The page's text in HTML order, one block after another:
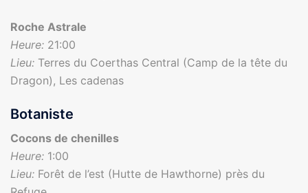
Roche Astrale
Heure: 21:00
Lieu: Terres du Coerthas Central (Camp de la tête du
Dragon), Les cadenas
Botaniste
Cocons de chenilles
Heure: 1:00
Lieu: Forêt de l’est (Hutte de Hawthorne) près du